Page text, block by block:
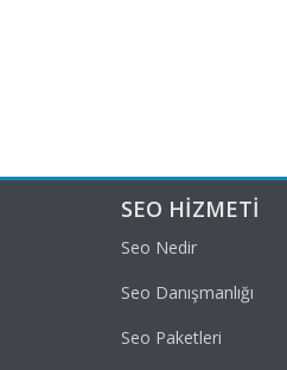
SEO HIZMETI
Seo Nedir
Seo Danışmanlığı
Seo Paketleri